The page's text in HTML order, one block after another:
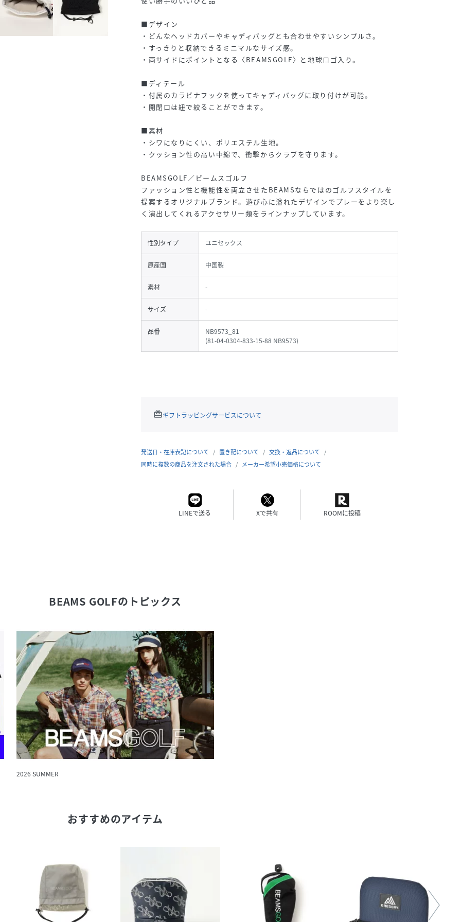
■デザイン
・どんなヘッドカバーやキャディバッグとも合わせやすいシンプルさ。
・すっきりと収納できるミニマルなサイズ感。
・両サイドにポイントとなる〈BEAMSGOLF〉と地球ロゴ入り。
■ディテール
・付属のカラビナフックを使ってキャディバッグに取り付けが可能。
・開閉口は紐で絞ることができます。
■素材
・シワになりにくい、ポリエステル生地。
・クッション性の高い中綿で、衝撃からクラブを守ります。
BEAMSGOLF／ビームスゴルフ
ファッション性と機能性を両立させたBEAMSならではのゴルフスタイルを
提案するオリジナルブランド。遊び心に溢れたデザインでプレーをより楽し
く演出してくれるアクセサリー類をラインナップしています。
性別タイプ ユニセックス
原産国 中国製
素材 -
サイズ -
品番
NB9573_81
(81-04-0304-833-15-88 NB9573)
redeemギフトラッピングサービスについて
発送日・在庫表記について 置き配について
交換・返品について
同時に複数の商品を注文された場合
メーカー希望小売価格について
LINEで送る Xで共有 ROOMに投稿
BEAMS GOLFのトピックス
2026 SUMMER
おすすめのアイテム